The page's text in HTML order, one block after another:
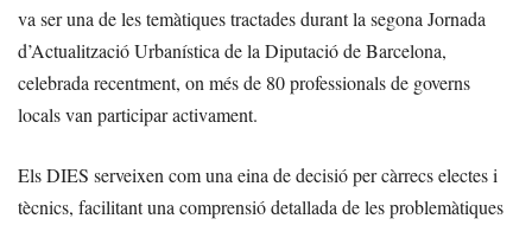
va ser una de les temàtiques tractades durant la segona Jornada
d’Actualització Urbanística de la Diputació de Barcelona,
celebrada recentment, on més de 80 professionals de governs
locals van participar activament.
Els DIES serveixen com una eina de decisió per càrrecs electes i
tècnics, facilitant una comprensió detallada de les problemàtiques